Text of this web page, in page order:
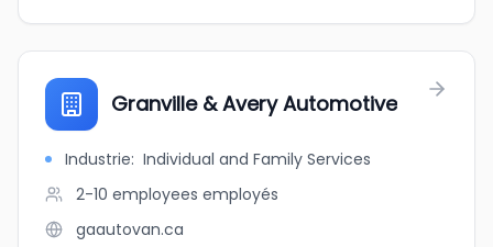
Granville & Avery Automotive
Industrie: Individual and Family Services
2-10 employees employés
gaautovan.ca